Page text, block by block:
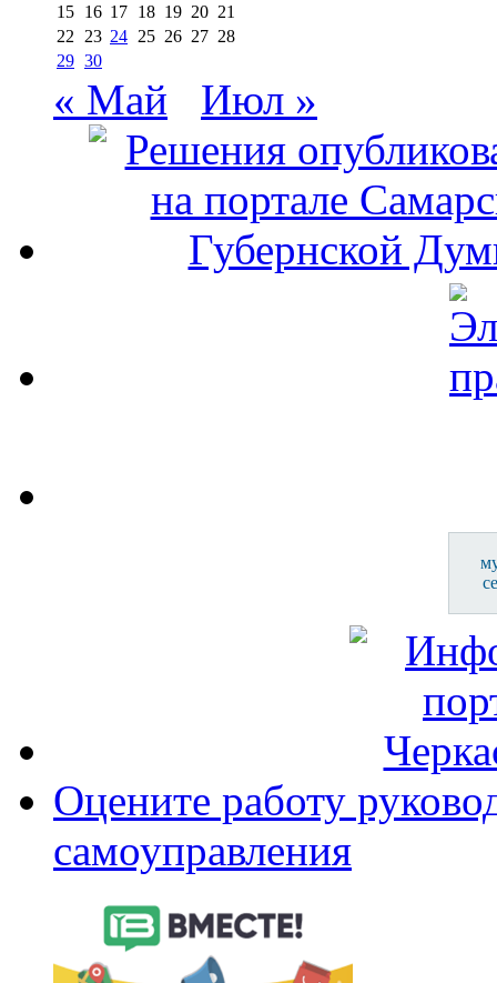
15 16 17 18 19 20 21
22
23 24 25 26 27 28
29 30
« Май Июл »
Оцените работу
самоуправления